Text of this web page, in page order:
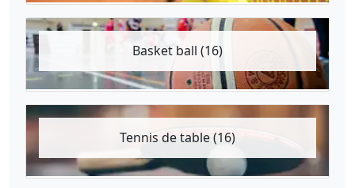
Basket ball (16)
Tennis de table (16)